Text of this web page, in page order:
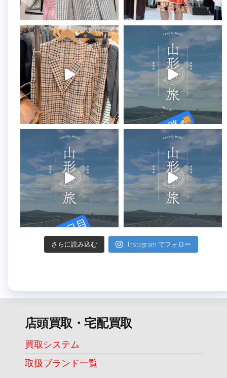
さらに読み込む Instagram でフォロー
店頭買取・宅配買取
買取システム
取扱ブランド一覧